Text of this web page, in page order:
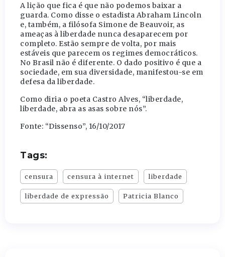
A lição que fica é que não podemos baixar a
guarda. Como disse o estadista Abraham Lincoln
e, também, a filósofa Simone de Beauvoir, as
ameaças à liberdade nunca desaparecem por
completo. Estão sempre de volta, por mais
estáveis que parecem os regimes democráticos.
No Brasil não é diferente. O dado positivo é que a
sociedade, em sua diversidade, manifestou-se em
defesa da liberdade.
Como diria o poeta Castro Alves, “liberdade,
liberdade, abra as asas sobre nós”.
Fonte: “Dissenso”, 16/10/2017
Tags:
censura censura à internet liberdade
liberdade de expressão Patricia Blanco